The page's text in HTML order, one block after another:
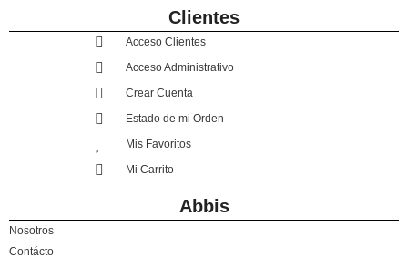
Clientes
Acceso Clientes
Acceso Administrativo
Crear Cuenta
Estado de mi Orden
Mis Favoritos
Mi Carrito
Abbis
Nosotros
Contácto